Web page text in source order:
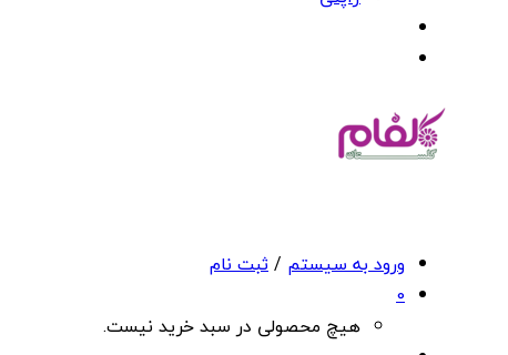
ورود به سیستم /ثبت نام
0
هیچ محصولی در سبد خرید نیست.